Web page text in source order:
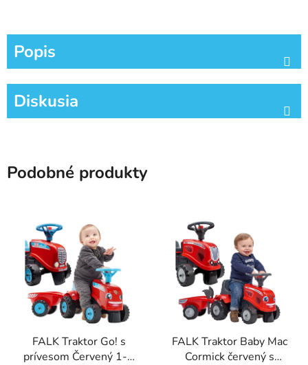
Popis
Diskusia
Podobné produkty
FALK Traktor Go! s
prívesom Červený 1-3
FALK Traktor Baby Mac
Cormick červený s